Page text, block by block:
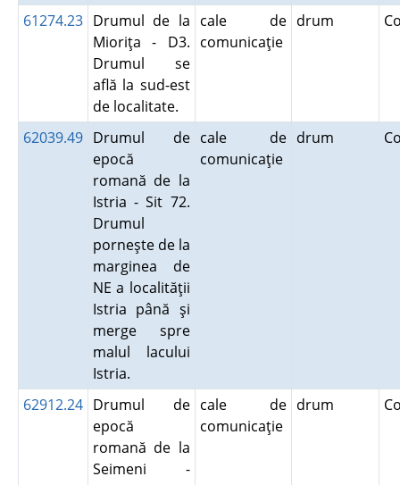
61274.23 Drumul de la
Mioriţa - D3.
Drumul se
află la sud-est
de localitate.
cale de
comunicaţie
drum
62039.49 Drumul de
epocă
romană de la
Istria - Sit 72.
Drumul
porneşte de la
marginea de
NE a localităţii
Istria până şi
merge spre
malul lacului
Istria.
cale de
comunicaţie
drum
62912.24 Drumul de
epocă
romană de la
Seimeni -
cale de
comunicaţie
drum